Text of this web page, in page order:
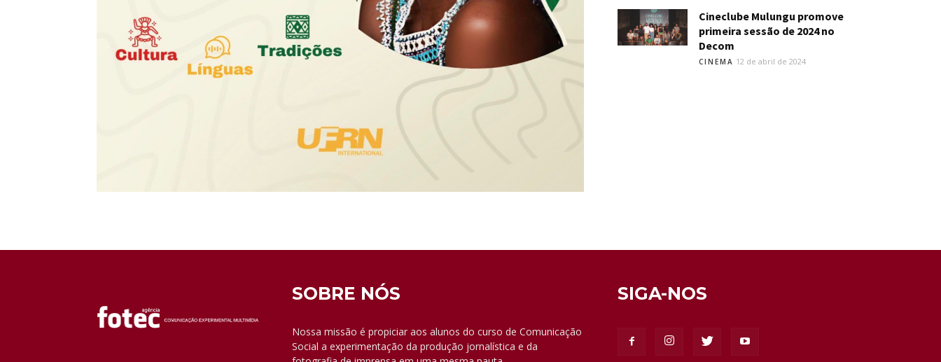
Cineclube Mulungu promove
primeira sessão de 2024 no
Decom
CINEMA 12 de abril de 2024
SOBRE NÓS
Nossa missão é propiciar aos alunos do curso de Comunicação
Social a experimentação da produção jornalística e da
SIGA-NOS